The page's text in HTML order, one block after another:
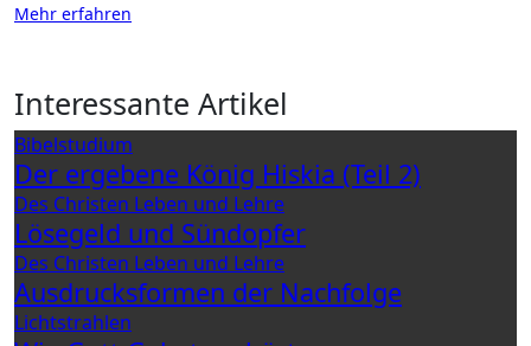
Mehr erfahren
Interessante Artikel
Bibelstudium
Der ergebene König Hiskia (Teil 2)
Des Christen Leben und Lehre
Lösegeld und Sündopfer
Des Christen Leben und Lehre
Ausdrucksformen der Nachfolge
Lichtstrahlen